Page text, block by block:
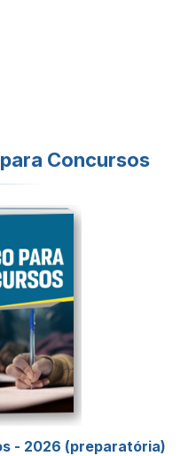
Concursos
- 2026 (preparatória)